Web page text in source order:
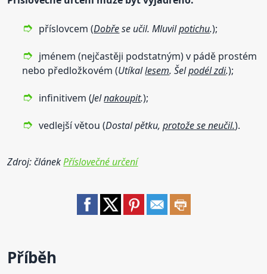
příslovcem (Dobřese učil. Mluvilpotichu.);
jménem (nejčastěji podstatným) v pádě prostém
nebo předložkovém (Utíkallesem. Šelpodél zdi.);
infinitivem (Jelnakoupit.);
vedlejší větou (Dostal pětku,protože se neučil.).
Zdroj: článekPříslovečné určení
Příběh